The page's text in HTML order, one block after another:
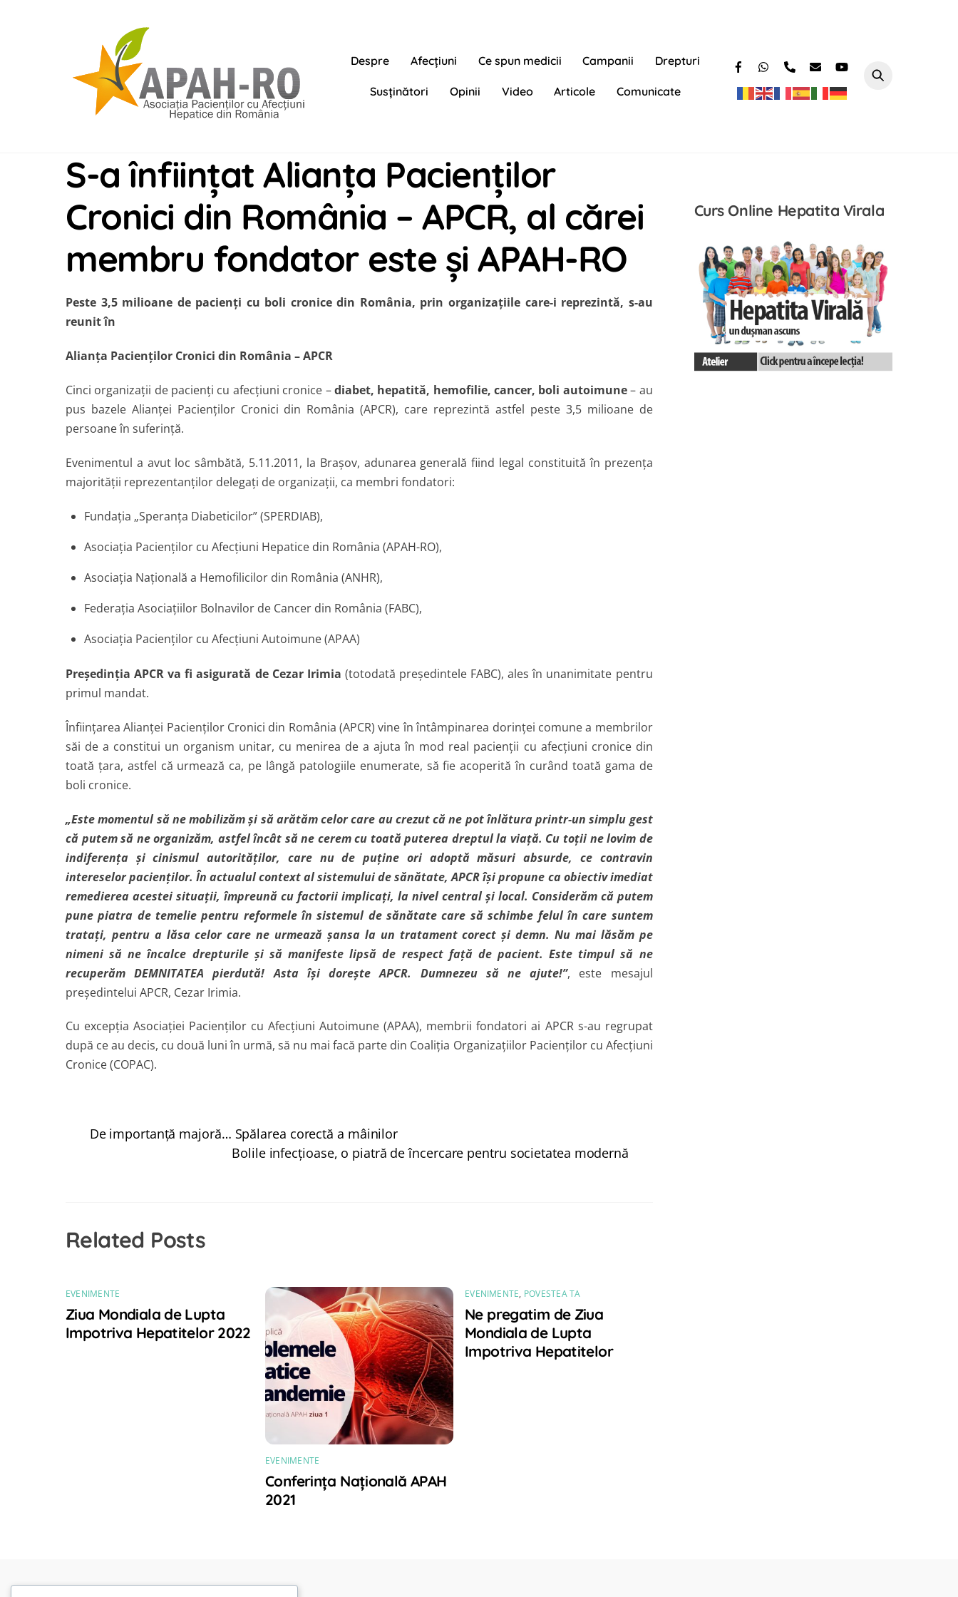
Despre Afecțiuni Ce spun medicii Campanii Drepturi
Susținători Opinii Video Articole Comunicate
S-a înființat Alianţa Pacienţilor
Cronici din România – APCR, al cărei
membru fondator este și APAH-RO
Peste 3,5 milioane de pacienţi cu boli cronice din România, prin organizaţiile care-i reprezintă, s-au
reunit în
Alianţa Pacienţilor Cronici din România – APCR
Cinci organizaţii de pacienţi cu afecţiuni cronice –diabet, hepatită, hemofilie, cancer, boli autoimune– au
pus bazele Alianţei Pacienţilor Cronici din România (APCR), care reprezintă astfel peste 3,5 milioane de
persoane în suferinţă.
Evenimentul a avut loc sâmbătă, 5.11.2011, la Braşov, adunarea generală fiind legal constituită în prezenţa
majorităţii reprezentanţilor delegaţi de organizaţii, ca membri fondatori:
Fundația „Speranța Diabeticilor” (SPERDIAB),
Asociaţia Pacienţilor cu Afecţiuni Hepatice din România (APAH-RO),
Asociaţia Naţională a Hemofilicilor din România (ANHR),
Federaţia Asociaţiilor Bolnavilor de Cancer din România (FABC),
Asociaţia Pacienţilor cu Afecţiuni Autoimune (APAA)
Preşedinţia APCR va fi asigurată de Cezar Irimia (totodată preşedintele FABC), ales în unanimitate pentru
primul mandat.
Înfiinţarea Alianţei Pacienţilor Cronici din România (APCR) vine în întâmpinarea dorinţei comune a membrilor
săi de a constitui un organism unitar, cu menirea de a ajuta în mod real pacienţii cu afecţiuni cronice din
toată ţara, astfel că urmează ca, pe lângă patologiile enumerate, să fie acoperită în curând toată gama de
boli cronice.
„Este momentul să ne mobilizăm şi să arătăm celor care au crezut că ne pot înlătura printr-un simplu gest
că putem să ne organizăm, astfel încât să ne cerem cu toată puterea dreptul la viaţă. Cu toţii ne lovim de
indiferenţa şi cinismul autorităţilor, care nu de puţine ori adoptă măsuri absurde, ce contravin
intereselor pacienţilor. În actualul context al sistemului de sănătate, APCR îşi propune ca obiectiv imediat
remedierea acestei situaţii, împreună cu factorii implicaţi, la nivel central şi local. Considerăm că putem
pune piatra de temelie pentru reformele în sistemul de sănătate care să schimbe felul în care suntem
trataţi, pentru a lăsa celor care ne urmează şansa la un tratament corect şi demn. Nu mai lăsăm pe
nimeni să ne încalce drepturile şi să manifeste lipsă de respect faţă de pacient. Este timpul să ne
recuperăm DEMNITATEA pierdută! Asta îşi doreşte APCR. Dumnezeu să ne ajute!”, este mesajul
preşedintelui APCR, Cezar Irimia.
Cu excepţia Asociaţiei Pacienţilor cu Afecţiuni Autoimune (APAA), membrii fondatori ai APCR s-au regrupat
după ce au decis, cu două luni în urmă, să nu mai facă parte din Coaliţia Organizaţiilor Pacienţilor cu Afecţiuni
Cronice (COPAC).
De importanță majoră… Spălarea corectă a mâinilor
Bolile infecţioase, o piatră de încercare pentru societatea modernă
Related Posts
EVENIMENTE
Ziua Mondiala de Lupta
Impotriva Hepatitelor 2022
EVENIMENTE
Conferința Națională APAH
2021
EVENIMENTE, POVESTEA TA
Ne pregatim de Ziua
Mondiala de Lupta
Impotriva Hepatitelor
Curs Online Hepatita Virala